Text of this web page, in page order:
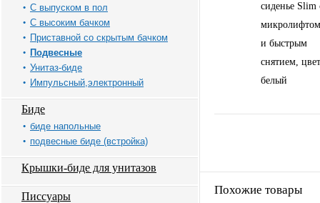
С выпуском в пол
С высоким бачком
Приставной со скрытым бачком
Подвесные
Унитаз-биде
Импульсный,электронный
Биде
биде напольные
подвесные биде (встройка)
Крышки-биде для унитазов
Писсуары
сиденье Slim
микролифтом
и быстрым
снятием,
белый
Похожие товары